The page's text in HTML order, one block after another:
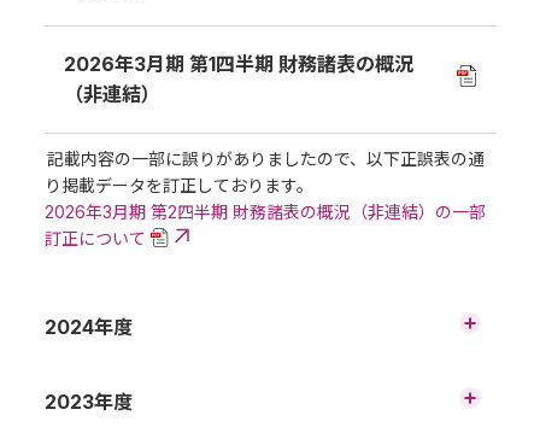
2026年3月期 第1四半期 財務諸表の概況
（非連結）
記載内容の一部に誤りがありましたので、以下正誤表の通
り掲載データを訂正しております。
2026年3月期 第2四半期 財務諸表の概況（非連結）の一部
訂正について
2024年度
2025年3月期 財務諸表の概況（非連結）
2023年度